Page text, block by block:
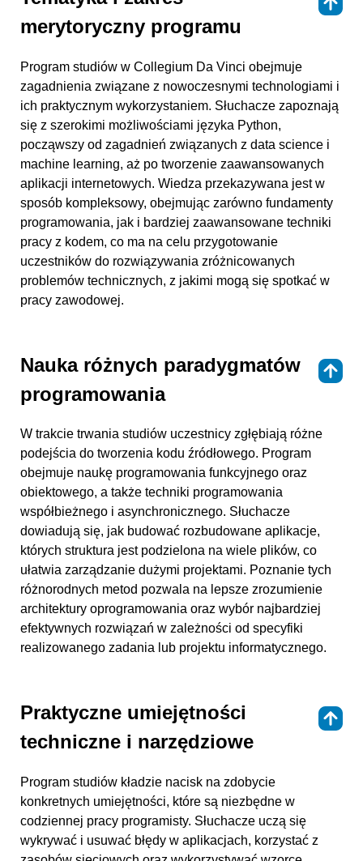
merytoryczny programu
Program studiów w Collegium Da Vinci obejmuje
zagadnienia związane z nowoczesnymi technologiami i
ich praktycznym wykorzystaniem. Słuchacze zapoznają
się z szerokimi możliwościami języka Python,
począwszy od zagadnień związanych z data science i
machine learning, aż po tworzenie zaawansowanych
aplikacji internetowych. Wiedza przekazywana jest w
sposób kompleksowy, obejmując zarówno fundamenty
programowania, jak i bardziej zaawansowane techniki
pracy z kodem, co ma na celu przygotowanie
uczestników do rozwiązywania zróżnicowanych
problemów technicznych, z jakimi mogą się spotkać w
pracy zawodowej.
Nauka różnych paradygmatów
programowania
W trakcie trwania studiów uczestnicy zgłębiają różne
podejścia do tworzenia kodu źródłowego. Program
obejmuje naukę programowania funkcyjnego oraz
obiektowego, a także techniki programowania
współbieżnego i asynchronicznego. Słuchacze
dowiadują się, jak budować rozbudowane aplikacje,
których struktura jest podzielona na wiele plików, co
ułatwia zarządzanie dużymi projektami. Poznanie tych
różnorodnych metod pozwala na lepsze zrozumienie
architektury oprogramowania oraz wybór najbardziej
efektywnych rozwiązań w zależności od specyfiki
realizowanego zadania lub projektu informatycznego.
Praktyczne umiejętności
techniczne i narzędziowe
Program studiów kładzie nacisk na zdobycie
konkretnych umiejętności, które są niezbędne w
codziennej pracy programisty. Słuchacze uczą się
wykrywać i usuwać błędy w aplikacjach, korzystać z